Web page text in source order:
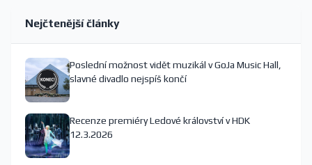
Nejčtenější články
Poslední možnost vidět muzikál v GoJa Music Hall,
slavné divadlo nejspíš končí
Recenze premiéry Ledové království v HDK
12.3.2026